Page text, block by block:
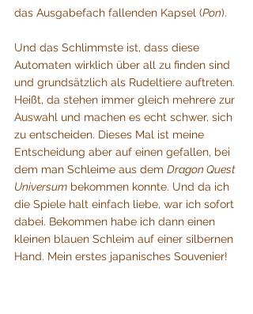
das Ausgabefach fallenden Kapsel (Pon).
Und das Schlimmste ist, dass diese
Automaten wirklich über all zu finden sind
und grundsätzlich als Rudeltiere auftreten.
Heißt, da stehen immer gleich mehrere zur
Auswahl und machen es echt schwer, sich
zu entscheiden. Dieses Mal ist meine
Entscheidung aber auf einen gefallen, bei
dem man Schleime aus dem Dragon Quest
Universum bekommen konnte. Und da ich
die Spiele halt einfach liebe, war ich sofort
dabei. Bekommen habe ich dann einen
kleinen blauen Schleim auf einer silbernen
Hand. Mein erstes japanisches Souvenier!